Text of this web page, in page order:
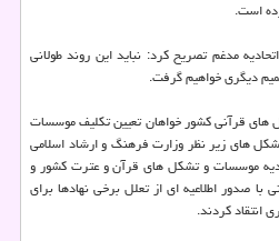
است.
مدغم تصریح كرد: نباید این روند طولانی
دیگری خواهیم گرفت.
قرآنی كشور خواهان تعیین تكلیف موسسات
های زیر نظر وزارت فرهنگ و ارشاد اسلامی
موسسات و تشكل های قرآن و عترت كشور و
با صدور اطلاعیه ای از تعلل برخی نهادها برای
انتقاد كردند.